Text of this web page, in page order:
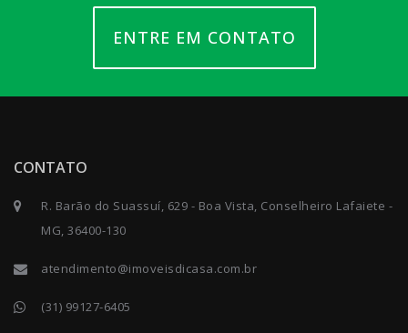
ENTRE EM CONTATO
CONTATO
R. Barão do Suassuí, 629 - Boa Vista, Conselheiro Lafaiete -
MG, 36400-130
atendimento@imoveisdicasa.com.br
(31) 99127-6405